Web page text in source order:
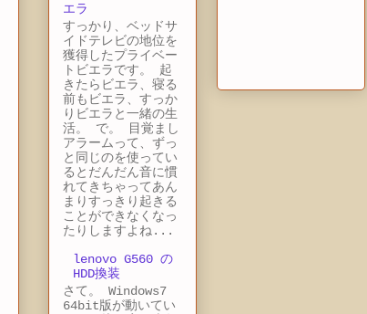
エラ
すっかり、ベッドサ
イドテレビの地位を
獲得したプライベー
トビエラです。 起
きたらビエラ、寝る
前もビエラ、すっか
りビエラと一緒の生
活。 で。 目覚まし
アラームって、ずっ
と同じのを使ってい
るとだんだん音に慣
れてきちゃってあん
まりすっきり起きる
ことができなくなっ
たりしますよね...
lenovo G560 の
HDD換装
さて。 Windows7
64bit版が動いてい